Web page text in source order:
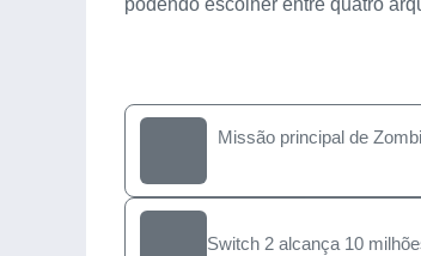
podendo escolher entre quatro
Missão principal de
Switch 2 alcança 10